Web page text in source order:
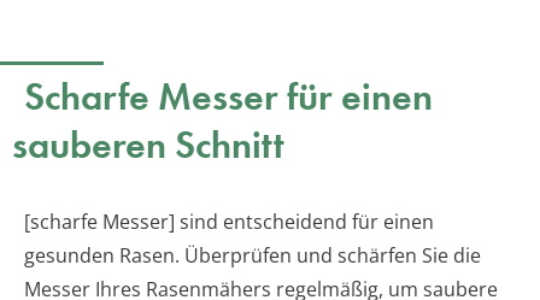
Scharfe Messer für einen
sauberen Schnitt
[scharfe Messer] sind entscheidend für einen
gesunden Rasen. Überprüfen und schärfen Sie die
Messer Ihres Rasenmähers regelmäßig, um saubere